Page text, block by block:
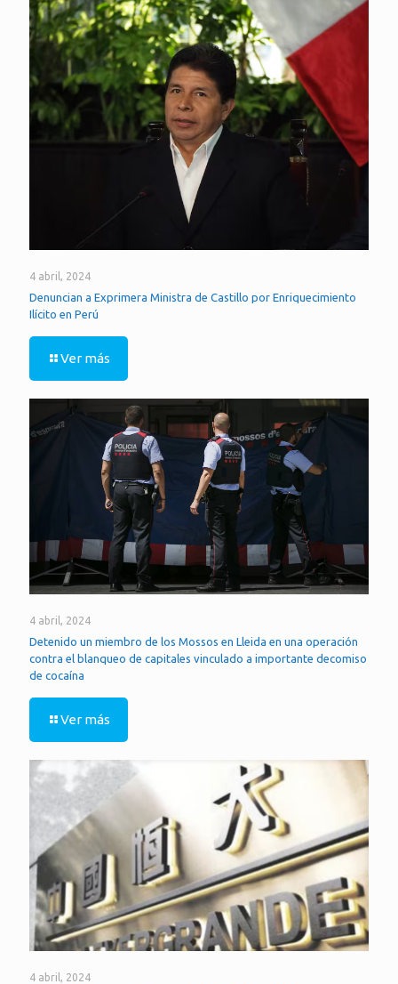
4 abril, 2024
Denuncian a Exprimera Ministra de Castillo por Enriquecimiento
Ilícito en Perú
Ver más
4 abril, 2024
Detenido un miembro de los Mossos en Lleida en una operación
contra el blanqueo de capitales vinculado a importante decomiso
de cocaína
Ver más
4 abril, 2024